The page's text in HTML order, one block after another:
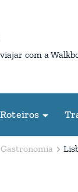
com a
Roteiros
Gastronomia